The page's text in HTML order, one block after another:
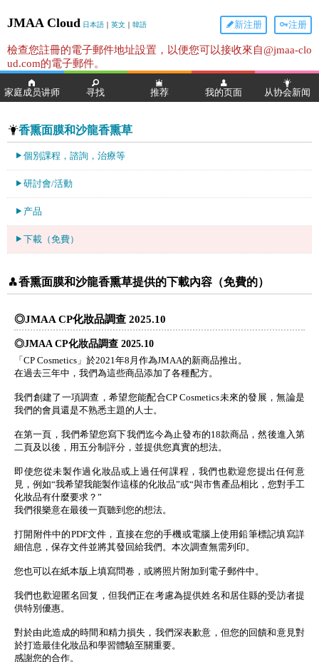
JMAA Cloud 日本語 ｜ 英文 ｜ 韓語 注册
新注册
檢查您註冊的電子郵件地址設置，以便您可以接收來自@jmaa-clo
ud.com的電子郵件。
家庭成员讲师 寻找 推荐 我的页面 从协会新闻
香熏面膜和沙龍香熏草
個別課程，諮詢，治療等
研討會/活動
产品
下載（免費）
香熏面膜和沙龍香熏草提供的下載內容（免費的）
◎JMAA CP化妝品調查 2025.10
◎JMAA CP化妝品調查 2025.10
「CP Cosmetics」於2021年8月作為JMAA的新商品推出。
在過去三年中，我們為這些商品添加了各種配方。
我們創建了一項調查，希望您能配合CP Cosmetics未來的發展，無論是
我們的會員還是不熟悉主題的人士。
在第一頁，我們希望您寫下我們迄今為止發布的18款商品，然後進入第
二頁及以後，用五分制評分，並提供您真實的想法。
即使您從未製作過化妝品或上過任何課程，我們也歡迎您提出任何意
見，例如“我希望我能製作這樣的化妝品”或“與市售產品相比，您對手工
化妝品有什麼要求？”
我們很樂意在最後一頁聽到您的想法。
打開附件中的PDF文件，直接在您的手機或電腦上使用鉛筆標記填寫詳
細信息，保存文件並將其發回給我們。本次調查無需列印。
您也可以在紙本版上填寫問卷，或將照片附加到電子郵件中。
我們也歡迎匿名回复，但我們正在考慮為提供姓名和居住縣的受訪者提
供特別優惠。
對於由此造成的時間和精力損失，我們深表歉意，但您的回饋和意見對
於打造最佳化妝品和學習體驗至關重要。
感謝您的合作。